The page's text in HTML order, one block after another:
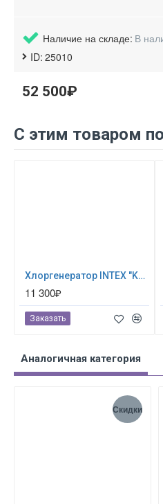
Наличие на складе: В
ID: 25010
52 500₽
С этим товаром
Хлоргенератор INTEX "Krystal Clear saltwater system" ; артикул 26668
11 300₽
Заказать
Аналогичная категория
Скидки